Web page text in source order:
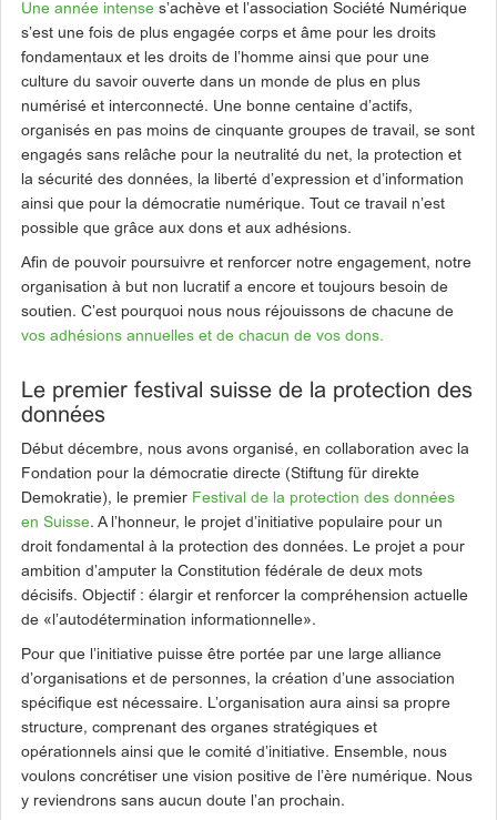
Une année intense s’achève et l’association Société Numérique
s’est une fois de plus engagée corps et âme pour les droits
fondamentaux et les droits de l’homme ainsi que pour une
culture du savoir ouverte dans un monde de plus en plus
numérisé et interconnecté. Une bonne centaine d’actifs,
organisés en pas moins de cinquante groupes de travail, se sont
engagés sans relâche pour la neutralité du net, la protection et
la sécurité des données, la liberté d’expression et d’information
ainsi que pour la démocratie numérique. Tout ce travail n’est
possible que grâce aux dons et aux adhésions.
Afin de pouvoir poursuivre et renforcer notre engagement, notre
organisation à but non lucratif a encore et toujours besoin de
soutien. C’est pourquoi nous nous réjouissons de chacune de
vos adhésions annuelles et de chacun de vos dons.
Le premier festival suisse de la protection des
données
Début décembre, nous avons organisé, en collaboration avec la
Fondation pour la démocratie directe (Stiftung für direkte
Demokratie), le premier Festival de la protection des données
en Suisse. A l’honneur, le projet d’initiative populaire pour un
droit fondamental à la protection des données. Le projet a pour
ambition d’amputer la Constitution fédérale de deux mots
décisifs. Objectif : élargir et renforcer la compréhension actuelle
de «l’autodétermination informationnelle».
Pour que l’initiative puisse être portée par une large alliance
d’organisations et de personnes, la création d’une association
spécifique est nécessaire. L’organisation aura ainsi sa propre
structure, comprenant des organes stratégiques et
opérationnels ainsi que le comité d’initiative. Ensemble, nous
voulons concrétiser une vision positive de l’ère numérique. Nous
y reviendrons sans aucun doute l’an prochain.